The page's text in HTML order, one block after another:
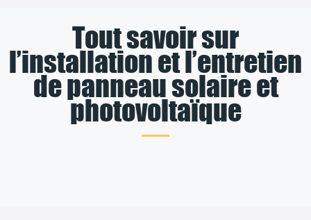
Tout savoir sur
l’installation et l’entretien
de panneau solaire et
photovoltaïque